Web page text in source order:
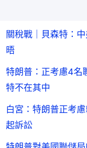
關稅戰｜貝森特：
晤
特朗普：正考慮4
特不在其中
白宮：特朗普正考
起訴訟